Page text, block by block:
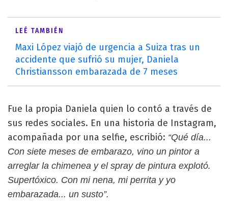
LEÉ TAMBIÉN
Maxi López viajó de urgencia a Suiza tras un
accidente que sufrió su mujer, Daniela
Christiansson embarazada de 7 meses
Fue la propia Daniela quien lo contó a través de
sus redes sociales. En una historia de Instagram,
acompañada por una selfie, escribió: “Qué día...
Con siete meses de embarazo, vino un pintor a
arreglar la chimenea y el spray de pintura explotó.
Supertóxico. Con mi nena, mi perrita y yo
embarazada... un susto”.